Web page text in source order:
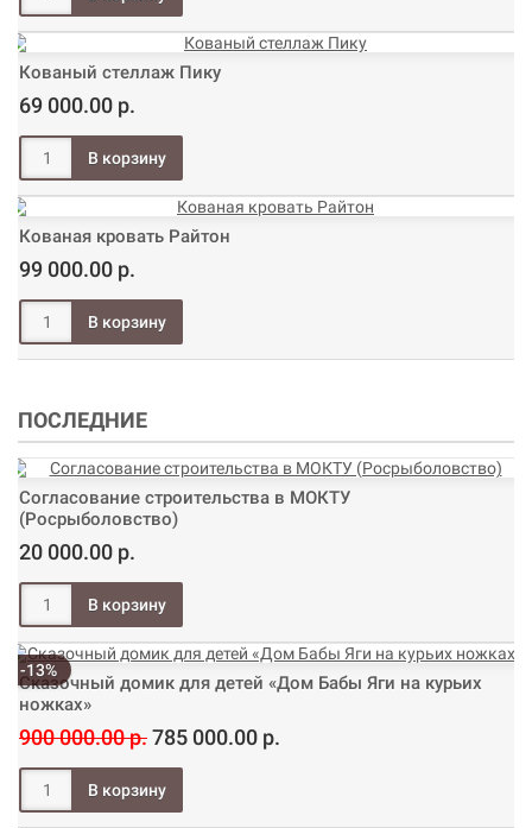
Кованый стеллаж Пику
69 000.00 р.
Кованая кровать Райтон
99 000.00 р.
ПОСЛЕДНИЕ
Согласование строительства в МОКТУ
(Росрыболовство)
20 000.00 р.
-13%
Сказочный домик для детей «Дом Бабы Яги на курьих
ножках»
900 000.00 р.785 000.00 р.